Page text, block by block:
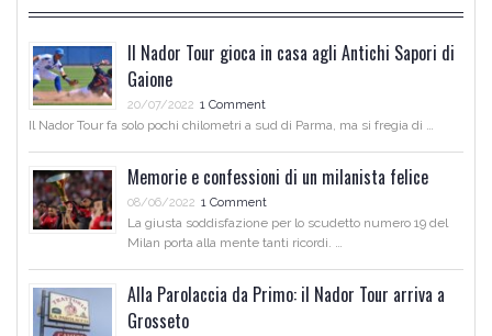
Il Nador Tour gioca in casa agli Antichi Sapori di
Gaione
20/07/2022 1 Comment
Il Nador Tour fa solo pochi chilometri a sud di Parma, ma si fregia di …
Memorie e confessioni di un milanista felice
08/06/2022 1 Comment
La giusta soddisfazione per lo scudetto numero 19 del
Milan porta alla mente tanti ricordi. …
Alla Parolaccia da Primo: il Nador Tour arriva a
Grosseto